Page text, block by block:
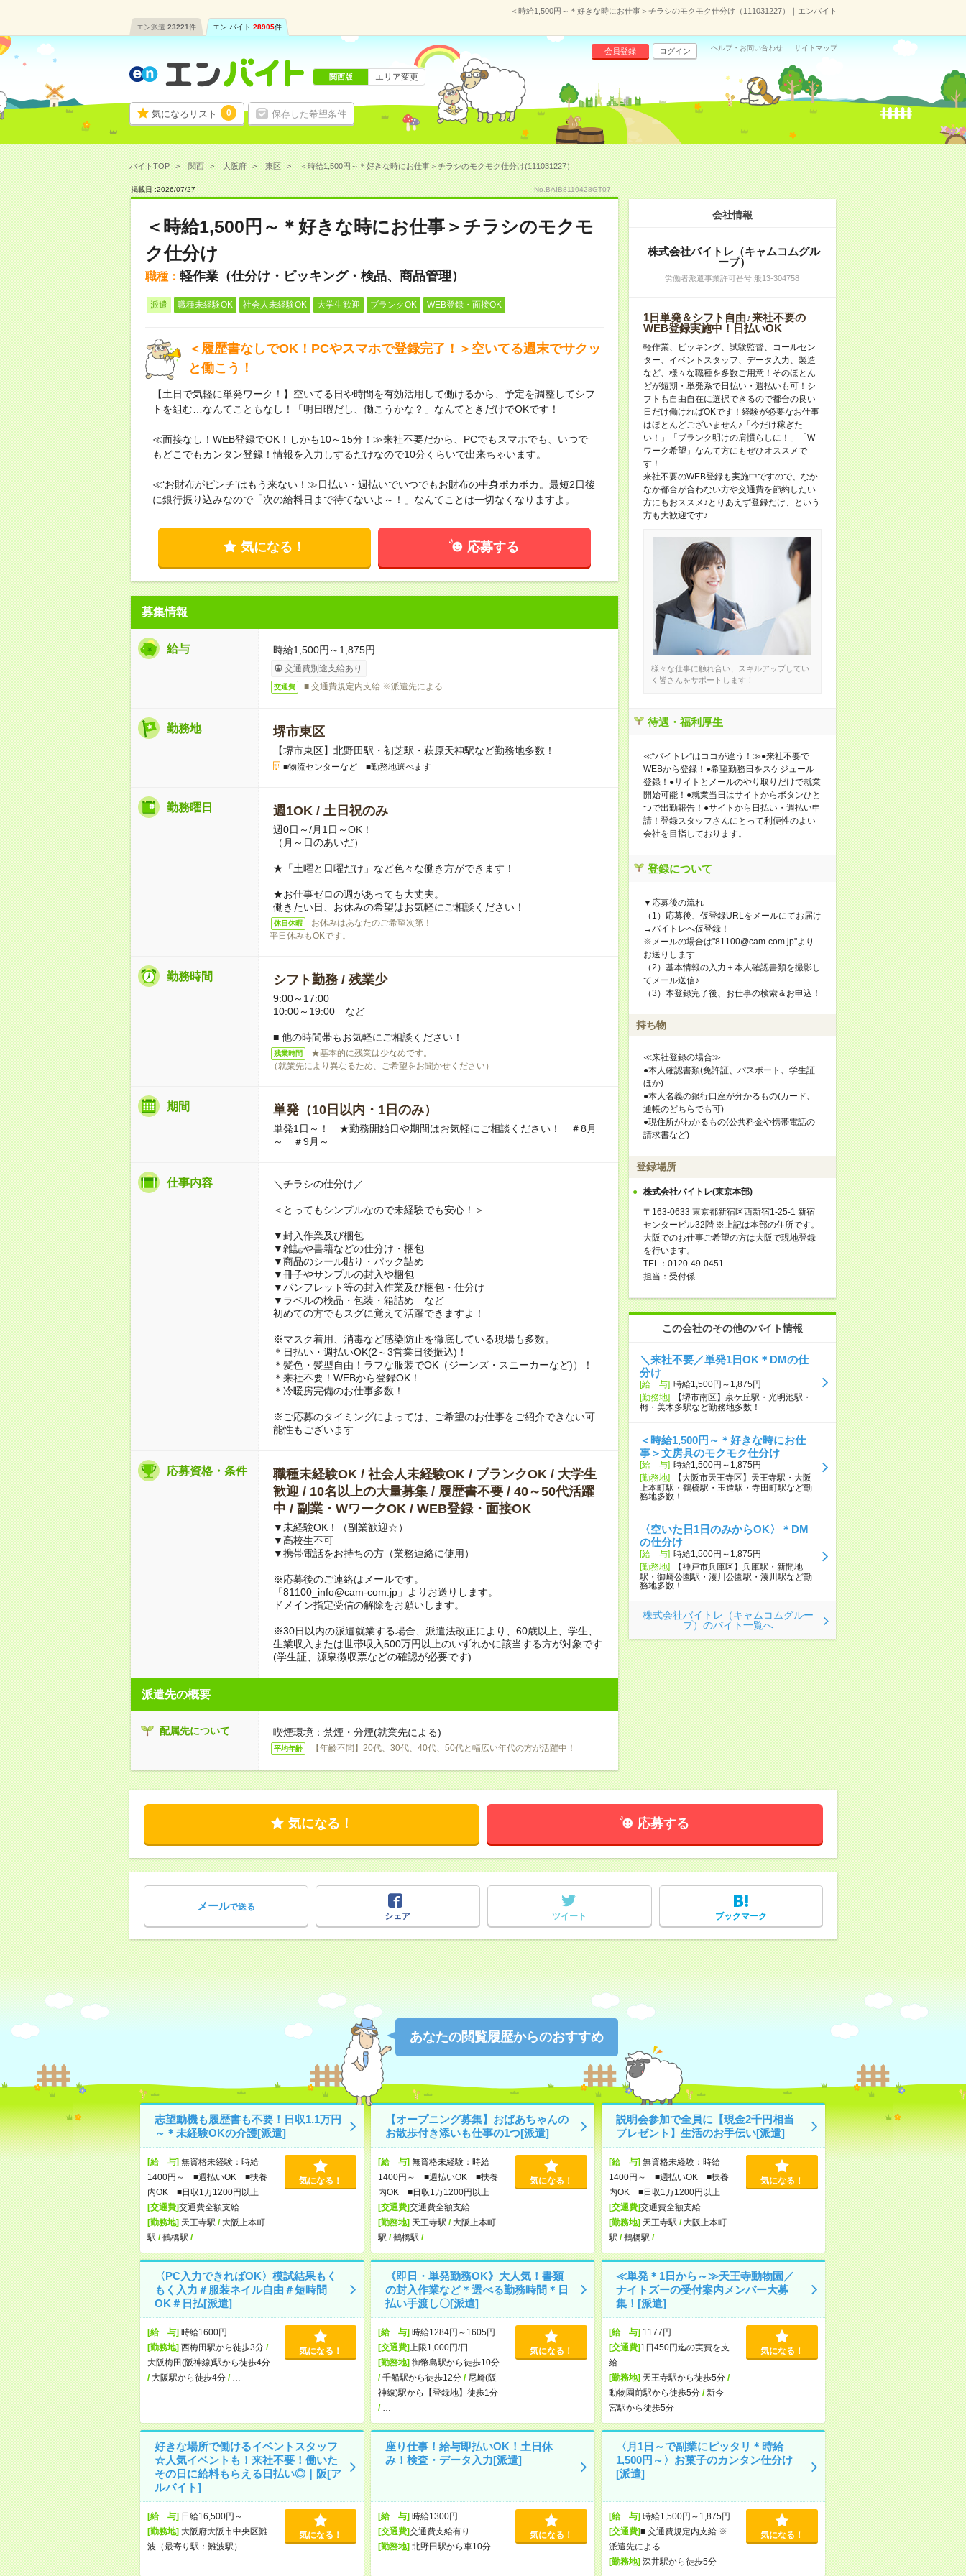
＜時給1,500円～＊好きな時にお仕事＞チラシのモクモク仕分け（111031227）｜エンバイト
エン派遣 23221件 エン バイト 28905件
気になるリスト 0 保存した希望条件
会員登録 ログイン ヘルプ・お問い合わせ サイトマップ
関西版 エリア変更
バイトTOP 関西 大阪府 東区 ＜時給1,500円～＊好きな時にお仕事＞チラシのモクモク仕分け(111031227）
掲載日 :2026/07/27 No.BAIB8110428GT07
＜時給1,500円～＊好きな時にお仕事＞チラシのモクモ
ク仕分け
職種： 軽作業（仕分け・ピッキング・検品、商品管理）
派遣 職種未経験OK 社会人未経験OK 大学生歓迎 ブランクOK WEB登録・面接OK
＜履歴書なしでOK！PCやスマホで登録完了！＞空いてる週末でサクッ
と働こう！
【土日で気軽に単発ワーク！】空いてる日や時間を有効活用して働けるから、予定を調整してシフ
トを組む…なんてこともなし！「明日暇だし、働こうかな？」なんてときだけでOKです！
≪面接なし！WEB登録でOK！しかも10～15分！≫来社不要だから、PCでもスマホでも、いつで
もどこでもカンタン登録！情報を入力しするだけなので10分くらいで出来ちゃいます。
≪‘お財布がピンチ’はもう来ない！≫日払い・週払いでいつでもお財布の中身ポカポカ。最短2日後
に銀行振り込みなので「次の給料日まで待てないよ～！」なんてことは一切なくなりますよ。
気になる！ 応募する
募集情報
給与 時給1,500円～1,875円
交通費別途支給あり
交通費 ■ 交通費規定内支給 ※派遣先による
勤務地 堺市東区
【堺市東区】北野田駅・初芝駅・萩原天神駅など勤務地多数！
■物流センターなど ■勤務地選べます
勤務曜日 週1OK / 土日祝のみ
週0日～/月1日～OK！
（月～日のあいだ）
★「土曜と日曜だけ」など色々な働き方ができます！
★お仕事ゼロの週があっても大丈夫。
働きたい日、お休みの希望はお気軽にご相談ください！
休日休暇
お休みはあなたのご希望次第！
平日休みもOKです。
勤務時間 シフト勤務 / 残業少
9:00～17:00
10:00～19:00 など
■ 他の時間帯もお気軽にご相談ください！
残業時間
★基本的に残業は少なめです。
（就業先により異なるため、ご希望をお聞かせください）
期間 単発（10日以内・1日のみ）
単発1日～！ ★勤務開始日や期間はお気軽にご相談ください！ ＃8月
～ ＃9月～
仕事内容 ＼チラシの仕分け／
＜とってもシンプルなので未経験でも安心！＞
▼封入作業及び梱包
▼雑誌や書籍などの仕分け・梱包
▼商品のシール貼り・パック詰め
▼冊子やサンプルの封入や梱包
▼パンフレット等の封入作業及び梱包・仕分け
▼ラベルの検品・包装・箱詰め など
初めての方でもスグに覚えて活躍できますよ！
※マスク着用、消毒など感染防止を徹底している現場も多数。
＊日払い・週払いOK(2～3営業日後振込)！
＊髪色・髪型自由！ラフな服装でOK（ジーンズ・スニーカーなど)）！
＊来社不要！WEBから登録OK！
＊冷暖房完備のお仕事多数！
※ご応募のタイミングによっては、ご希望のお仕事をご紹介できない可
能性もございます
応募資格・条件
職種未経験OK / 社会人未経験OK / ブランクOK / 大学生
歓迎 / 10名以上の大量募集 / 履歴書不要 / 40～50代活躍
中 / 副業・WワークOK / WEB登録・面接OK
▼未経験OK！（副業歓迎☆）
▼高校生不可
▼携帯電話をお持ちの方（業務連絡に使用）
※応募後のご連絡はメールです。
「81100_info@cam-com.jp」よりお送りします。
ドメイン指定受信の解除をお願いします。
※30日以内の派遣就業する場合、派遣法改正により、60歳以上、学生、
生業収入または世帯収入500万円以上のいずれかに該当する方が対象です
(学生証、源泉徴収票などの確認が必要です)
派遣先の概要
配属先について 喫煙環境：禁煙・分煙(就業先による)
平均年齢 【年齢不問】20代、30代、40代、50代と幅広い年代の方が活躍中！
会社情報
株式会社バイトレ（キャムコムグル
ープ）
労働者派遣事業許可番号:般13-304758
1日単発＆シフト自由♪来社不要の
WEB登録実施中！日払いOK
軽作業、ピッキング、試験監督、コールセン
ター、イベントスタッフ、データ入力、製造
など、様々な職種を多数ご用意！そのほとん
どが短期・単発系で日払い・週払いも可！シ
フトも自由自在に選択できるので都合の良い
日だけ働ければOKです！経験が必要なお仕事
はほとんどございません♪「今だけ稼ぎた
い！」「ブランク明けの肩慣らしに！」「W
ワーク希望」なんて方にもぜひオススメで
す！
来社不要のWEB登録も実施中ですので、なか
なか都合が合わない方や交通費を節約したい
方にもおススメ♪とりあえず登録だけ、という
方も大歓迎です♪
様々な仕事に触れ合い、スキルアップしてい
く皆さんをサポートします！
待遇・福利厚生
≪“バイトレ”はココが違う！≫●来社不要で
WEBから登録！●希望勤務日をスケジュール
登録！●サイトとメールのやり取りだけで就業
開始可能！●就業当日はサイトからボタンひと
つで出勤報告！●サイトから日払い・週払い申
請！登録スタッフさんにとって利便性のよい
会社を目指しております。
登録について
▼応募後の流れ
（1）応募後、仮登録URLをメールにてお届け
→バイトレへ仮登録！
※メールの場合は"81100@cam-com.jp"より
お送りします
（2）基本情報の入力＋本人確認書類を撮影し
てメール送信♪
（3）本登録完了後、お仕事の検索＆お申込！
持ち物
≪来社登録の場合≫
●本人確認書類(免許証、パスポート、学生証
ほか)
●本人名義の銀行口座が分かるもの(カード、
通帳のどちらでも可)
●現住所がわかるもの(公共料金や携帯電話の
請求書など)
登録場所
株式会社バイトレ(東京本部)
〒163-0633 東京都新宿区西新宿1-25-1 新宿
センタービル32階 ※上記は本部の住所です。
大阪でのお仕事ご希望の方は大阪で現地登録
を行います。
TEL：0120-49-0451
担当：受付係
この会社のその他のバイト情報
＼来社不要／単発1日OK＊DMの仕
分け
[給 与] 時給1,500円～1,875円
[勤務地]
【堺市南区】泉ケ丘駅・光明池駅・
栂・美木多駅など勤務地多数！
＜時給1,500円～＊好きな時にお仕
事＞文房具のモクモク仕分け
[給 与] 時給1,500円～1,875円
[勤務地]
【大阪市天王寺区】天王寺駅・大阪
上本町駅・鶴橋駅・玉造駅・寺田町駅など勤
務地多数！
〈空いた日1日のみからOK〉＊DM
の仕分け
[給 与] 時給1,500円～1,875円
[勤務地]
【神戸市兵庫区】兵庫駅・新開地
駅・御崎公園駅・湊川公園駅・湊川駅など勤
務地多数！
株式会社バイトレ（キャムコムグルー
プ）のバイト一覧へ
気になる！ 応募する
メールで送る
シェア
ツイート ブックマーク
あなたの閲覧履歴からのおすすめ
志望動機も履歴書も不要！日収1.1万円
～＊未経験OKの介護[派遣]
[給 与]無資格未経験：時給
1400円～ ■週払いOK ■扶養
内OK ■日収1万1200円以上
[交通費]交通費全額支給
[勤務地]天王寺駅 / 大阪上本町
駅 /鶴橋駅 /
気になる！
【オープニング募集】おばあちゃんの
お散歩付き添いも仕事の1つ[派遣]
[給 与]無資格未経験：時給
1400円～ ■週払いOK ■扶養
内OK ■日収1万1200円以上
[交通費]交通費全額支給
[勤務地]天王寺駅 / 大阪上本町
駅 /鶴橋駅 /
気になる！
説明会参加で全員に【現金2千円相当
プレゼント】生活のお手伝い[派遣]
[給 与]無資格未経験：時給
1400円～ ■週払いOK ■扶養
内OK ■日収1万1200円以上
[交通費]交通費全額支給
[勤務地]天王寺駅 / 大阪上本町
駅 /鶴橋駅 /
気になる！
〈PC入力できればOK〉模試結果もく
もく入力＃服装ネイル自由＃短時間
OK＃日払[派遣]
[給 与]時給1600円
[勤務地]西梅田駅から徒歩3分/
大阪梅田(阪神線)駅から徒歩4分
/ 大阪駅から徒歩4分/
気になる！
《即日・単発勤務OK》大人気！書類
の封入作業など＊選べる勤務時間＊日
払い手渡し〇[派遣]
[給 与]時給1284円～1605円
[交通費]上限1,000円/日
[勤務地]御幣島駅から徒歩10分
/千船駅から徒歩12分/ 尼崎(阪
神線)駅から【登録地】徒歩1分
/
気になる！
≪単発＊1日から～≫天王寺動物園／
ナイトズーの受付案内メンバー大募
集！[派遣]
[給 与]1177円
[交通費]1日450円迄の実費を支
給
[勤務地]天王寺駅から徒歩5分/
動物園前駅から徒歩5分/新今
宮駅から徒歩5分
気になる！
好きな場所で働けるイベントスタッフ
☆人気イベントも！来社不要！働いた
その日に給料もらえる日払い◎｜阪[ア
ルバイト]
[給 与]日給16,500円～
[勤務地]大阪府大阪市中央区難
波（最寄り駅：難波駅）
気になる！
座り仕事！給与即払いOK！土日休
み！検査・データ入力[派遣]
[給 与]時給1300円
[交通費]交通費支給有り
[勤務地]北野田駅から車10分
気になる！
〈月1日～で副業にピッタリ＊時給
1,500円～〉お菓子のカンタン仕分け
[派遣]
[給 与]時給1,500円～1,875円
[交通費]■ 交通費規定内支給 ※
派遣先による
[勤務地]深井駅から徒歩5分
気になる！